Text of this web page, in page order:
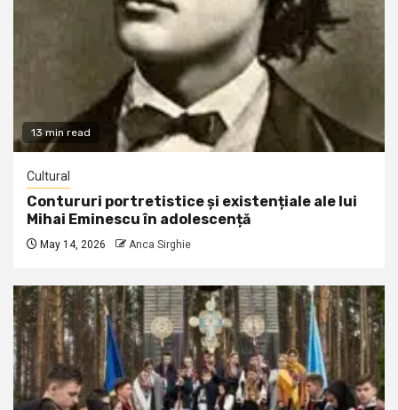
13 min read
Cultural
Contururi portretistice și existențiale ale lui
Mihai Eminescu în adolescență
May 14, 2026 Anca Sirghie